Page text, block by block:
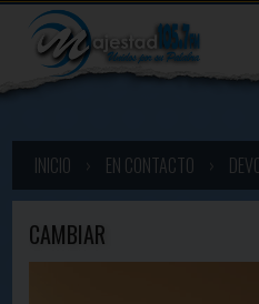
INICIO EN CONTACTO
CAMBIAR